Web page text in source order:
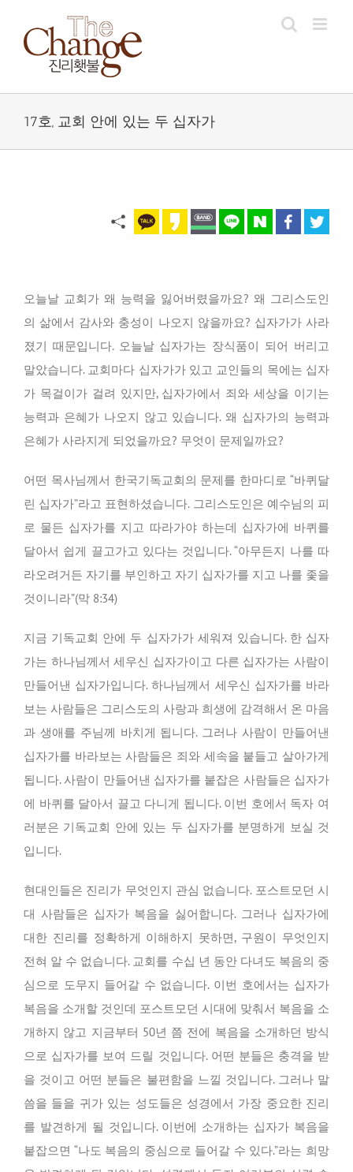
content
17호, 교회 안에 있는 두 십자가
오늘날 교회가 왜 능력을 잃어버렸을까요? 왜 그리스도인
의 삶에서 감사와 충성이 나오지 않을까요? 십자가가 사라
졌기 때문입니다. 오늘날 십자가는 장식품이 되어 버리고
말았습니다. 교회마다 십자가가 있고 교인들의 목에는 십자
가 목걸이가 걸려 있지만, 십자가에서 죄와 세상을 이기는
능력과 은혜가 나오지 않고 있습니다. 왜 십자가의 능력과
은혜가 사라지게 되었을까요? 무엇이 문제일까요?
어떤 목사님께서 한국기독교회의 문제를 한마디로 “바퀴달
린 십자가”라고 표현하셨습니다. 그리스도인은 예수님의 피
로 물든 십자가를 지고 따라가야 하는데 십자가에 바퀴를
달아서 쉽게 끌고가고 있다는 것입니다. “아무든지 나를 따
라오려거든 자기를 부인하고 자기 십자가를 지고 나를 좇을
것이니라”(막 8:34)
지금 기독교회 안에 두 십자가가 세워져 있습니다. 한 십자
가는 하나님께서 세우신 십자가이고 다른 십자가는 사람이
만들어낸 십자가입니다. 하나님께서 세우신 십자가를 바라
보는 사람들은 그리스도의 사랑과 희생에 감격해서 온 마음
과 생애를 주님께 바치게 됩니다. 그러나 사람이 만들어낸
십자가를 바라보는 사람들은 죄와 세속을 붙들고 살아가게
됩니다. 사람이 만들어낸 십자가를 붙잡은 사람들은 십자가
에 바퀴를 달아서 끌고 다니게 됩니다. 이번 호에서 독자 여
러분은 기독교회 안에 있는 두 십자가를 분명하게 보실 것
입니다.
현대인들은 진리가 무엇인지 관심 없습니다. 포스트모던 시
대 사람들은 십자가 복음을 싫어합니다. 그러나 십자가에
대한 진리를 정확하게 이해하지 못하면, 구원이 무엇인지
전혀 알 수 없습니다. 교회를 수십 년 동안 다녀도 복음의 중
심으로 도무지 들어갈 수 없습니다. 이번 호에서는 십자가
복음을 소개할 것인데 포스트모던 시대에 맞춰서 복음을 소
개하지 않고 지금부터 50년 쯤 전에 복음을 소개하던 방식
으로 십자가를 보여 드릴 것입니다. 어떤 분들은 충격을 받
을 것이고 어떤 분들은 불편함을 느낄 것입니다. 그러나 말
씀을 들을 귀가 있는 성도들은 성경에서 가장 중요한 진리
를 발견하게 될 것입니다. 이번에 소개하는 십자가 복음을
붙잡으면 “나도 복음의 중심으로 들어갈 수 있다.”라는 희망